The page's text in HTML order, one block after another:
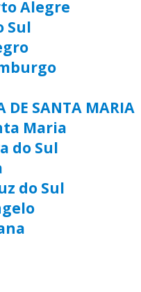
Alegre
Sul
DE SANTA MARIA
Maria
do Sul
do Sul